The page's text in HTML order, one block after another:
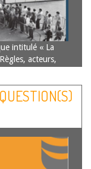
intitulé « La
acteurs,
de…Lire la